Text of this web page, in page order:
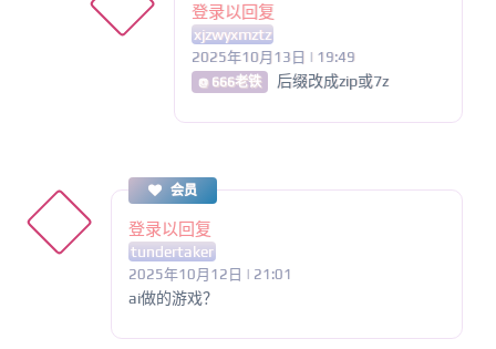
登录以回复
xjzwyxmztz
2025年10月13日 | 19:49
@ 666老铁 后缀改成zip或7z
会员
登录以回复
tundertaker
2025年10月12日 | 21:01
ai做的游戏？